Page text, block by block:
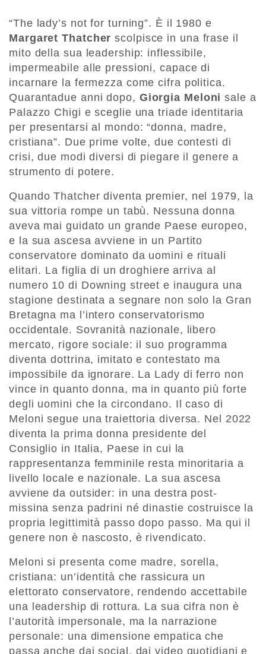
“The lady’s not for turning”. È il 1980 e
Margaret Thatcher scolpisce in una frase il
mito della sua leadership: inflessibile,
impermeabile alle pressioni, capace di
incarnare la fermezza come cifra politica.
Quarantadue anni dopo, Giorgia Meloni sale a
Palazzo Chigi e sceglie una triade identitaria
per presentarsi al mondo: “donna, madre,
cristiana”. Due prime volte, due contesti di
crisi, due modi diversi di piegare il genere a
strumento di potere.
Quando Thatcher diventa premier, nel 1979, la
sua vittoria rompe un tabù. Nessuna donna
aveva mai guidato un grande Paese europeo,
e la sua ascesa avviene in un Partito
conservatore dominato da uomini e rituali
elitari. La figlia di un droghiere arriva al
numero 10 di Downing street e inaugura una
stagione destinata a segnare non solo la Gran
Bretagna ma l’intero conservatorismo
occidentale. Sovranità nazionale, libero
mercato, rigore sociale: il suo programma
diventa dottrina, imitato e contestato ma
impossibile da ignorare. La Lady di ferro non
vince in quanto donna, ma in quanto più forte
degli uomini che la circondano. Il caso di
Meloni segue una traiettoria diversa. Nel 2022
diventa la prima donna presidente del
Consiglio in Italia, Paese in cui la
rappresentanza femminile resta minoritaria a
livello locale e nazionale. La sua ascesa
avviene da outsider: in una destra post-
missina senza padrini né dinastie costruisce la
propria legittimità passo dopo passo. Ma qui il
genere non è nascosto, è rivendicato.
Meloni si presenta come madre, sorella,
cristiana: un’identità che rassicura un
elettorato conservatore, rendendo accettabile
una leadership di rottura. La sua cifra non è
l’autorità impersonale, ma la narrazione
personale: una dimensione empatica che
passa anche dai social, dai video quotidiani e